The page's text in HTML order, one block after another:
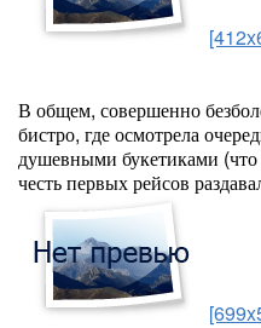
В общем, совершенно
бистро, где осмотрела
душевными букетиками (что
честь первых рейсов